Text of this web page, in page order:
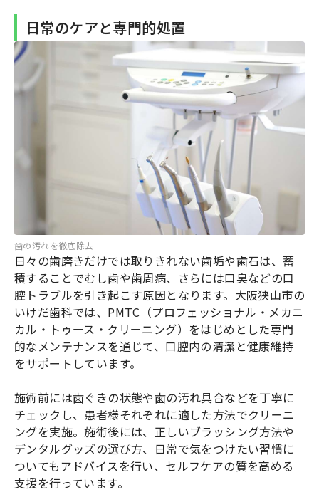
日常のケアと専門的処置
歯の汚れを徹底除去
日々の歯磨きだけでは取りきれない歯垢や歯石は、蓄
積することでむし歯や歯周病、さらには口臭などの口
腔トラブルを引き起こす原因となります。大阪狭山市の
いけだ歯科では、PMTC（プロフェッショナル・メカニ
カル・トゥース・クリーニング）をはじめとした専門
的なメンテナンスを通じて、口腔内の清潔と健康維持
をサポートしています。
施術前には歯ぐきの状態や歯の汚れ具合などを丁寧に
チェックし、患者様それぞれに適した方法でクリーニ
ングを実施。施術後には、正しいブラッシング方法や
デンタルグッズの選び方、日常で気をつけたい習慣に
ついてもアドバイスを行い、セルフケアの質を高める
支援を行っています。